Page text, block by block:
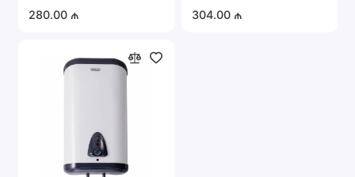
280.00 ₼ 304.00 ₼